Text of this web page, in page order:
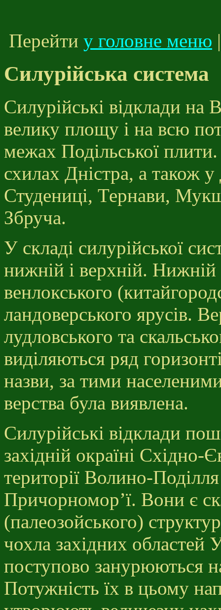
Перейти у головне меню
Силурійська система
Силурійські відклади на
велику площу і на всю
межах Подільської
схилах Дністра, а також
Студениці, Тернави,
Збруча.
У складі силурійської
нижній і верхній. Нижній
венлокського
ландоверського ярусів.
лудловського та
виділяються ряд
назви, за тими
верства була виявлена.
Силурійські відклади
західній окраїні
території Волино-
Причорномор’ї. Вони є
(палеозойського)
чохла західних областей
поступово занурюються
Потужність їх в цьому